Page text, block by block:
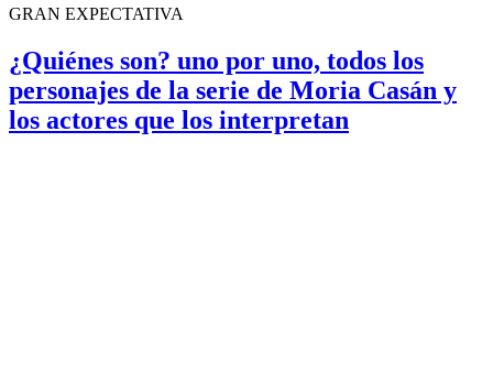
GRAN EXPECTATIVA
¿Quiénes son? uno por uno, todos los
personajes de la serie de Moria Casán y
los actores que los interpretan